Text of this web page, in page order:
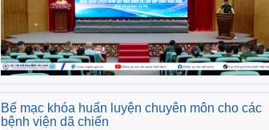
Bế mạc khóa huấn luyện chuyên môn cho các
bệnh viện dã chiến